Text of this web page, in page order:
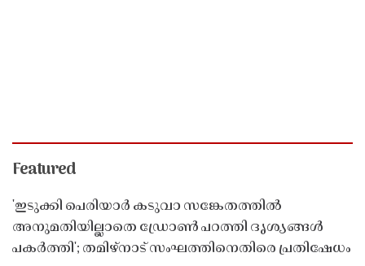
Featured
'ഇടുക്കി പെരിയാർ കടുവാ സങ്കേതത്തിൽ
അനുമതിയില്ലാതെ ഡ്രോൺ പറത്തി ദൃശ്യങ്ങൾ
പകർത്തി'; തമിഴ്നാട് സംഘത്തിനെതിരെ പ്രതിഷേധം